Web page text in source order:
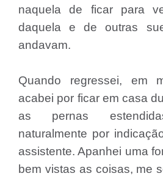
naquela de ficar para
daquela e de outras
andavam.
Quando regressei, em
acabei por ficar em casa
as pernas
naturalmente por
assistente. Apanhei uma
bem vistas as coisas, me